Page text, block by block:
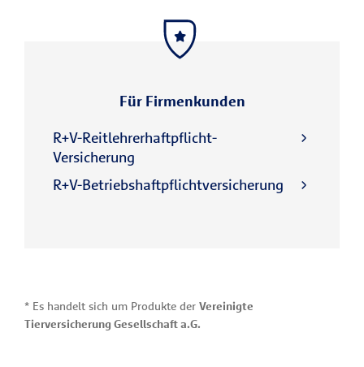
Für Firmenkunden
R+V-Reitlehrerhaftpflicht-
Versicherung
R+V-Betriebshaftpflichtversicherung
* Es handelt sich um Produkte der Vereinigte
Tierversicherung Gesellschaft a.G.